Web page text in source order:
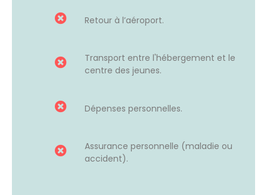
Retour à l’aéroport.
Transport entre l'hébergement et le
centre des jeunes.
Dépenses personnelles.
Assurance personnelle (maladie ou
accident).